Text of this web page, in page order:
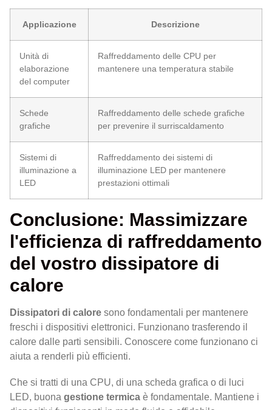
Applicazione Descrizione
Unità di
elaborazione
del computer
Raffreddamento delle CPU per
mantenere una temperatura stabile
Schede
grafiche
Raffreddamento delle schede grafiche
per prevenire il surriscaldamento
Sistemi di
illuminazione a
LED
Raffreddamento dei sistemi di
illuminazione LED per mantenere
prestazioni ottimali
Conclusione: Massimizzare
l'efficienza di raffreddamento
del vostro dissipatore di
calore
Dissipatori di calore sono fondamentali per mantenere
freschi i dispositivi elettronici. Funzionano trasferendo il
calore dalle parti sensibili. Conoscere come funzionano ci
aiuta a renderli più efficienti.
Che si tratti di una CPU, di una scheda grafica o di luci
LED, buona gestione termica è fondamentale. Mantiene i